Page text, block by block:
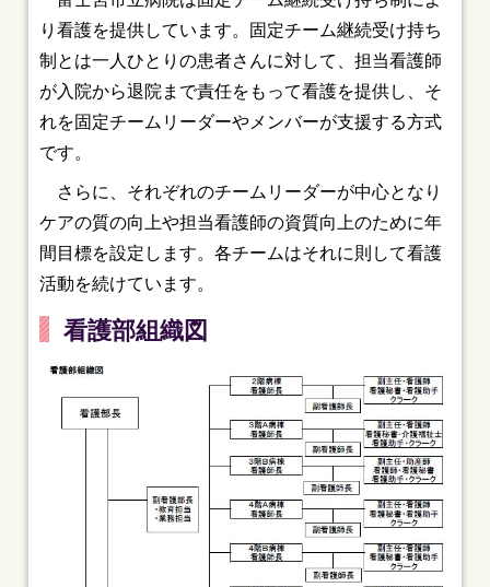
り看護を提供しています。固定チーム継続受け持ち
制とは一人ひとりの患者さんに対して、担当看護師
が入院から退院まで責任をもって看護を提供し、そ
れを固定チームリーダーやメンバーが支援する方式
です。
さらに、それぞれのチームリーダーが中心となり
ケアの質の向上や担当看護師の資質向上のために年
間目標を設定します。各チームはそれに則して看護
活動を続けています。
看護部組織図